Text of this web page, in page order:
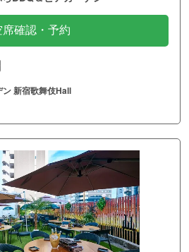
席確認・予約
新宿歌舞伎Hall